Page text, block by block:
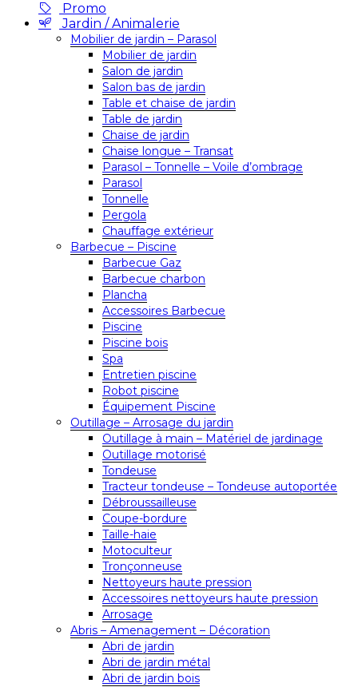
Promo
Jardin / Animalerie
Mobilier de jardin – Parasol
Mobilier de jardin
Salon de jardin
Salon bas de jardin
Table et chaise de jardin
Table de jardin
Chaise de jardin
Chaise longue – Transat
Parasol – Tonnelle – Voile d’ombrage
Parasol
Tonnelle
Pergola
Chauffage extérieur
Barbecue – Piscine
Barbecue Gaz
Barbecue charbon
Plancha
Accessoires Barbecue
Piscine
Piscine bois
Spa
Entretien piscine
Robot piscine
Équipement Piscine
Outillage – Arrosage du jardin
Outillage à main – Matériel de jardinage
Outillage motorisé
Tondeuse
Tracteur tondeuse – Tondeuse autoportée
Débroussailleuse
Coupe-bordure
Taille-haie
Motoculteur
Tronçonneuse
Nettoyeurs haute pression
Accessoires nettoyeurs haute pression
Arrosage
Abris – Amenagement – Décoration
Abri de jardin
Abri de jardin métal
Abri de jardin bois